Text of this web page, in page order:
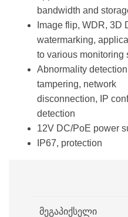
bandwidth and
Image flip, WDR, 3D
watermarking,
to various monitoring
Abnormality
tampering, network
disconnection, IP
detection
12V DC/PoE power
IP67, protection
მეგაპიქსელი